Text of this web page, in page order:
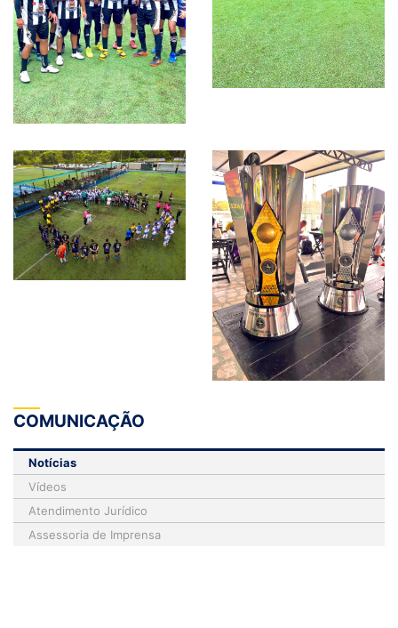
COMUNICAÇÃO
Notícias
Vídeos
Atendimento Jurídico
Assessoria de Imprensa